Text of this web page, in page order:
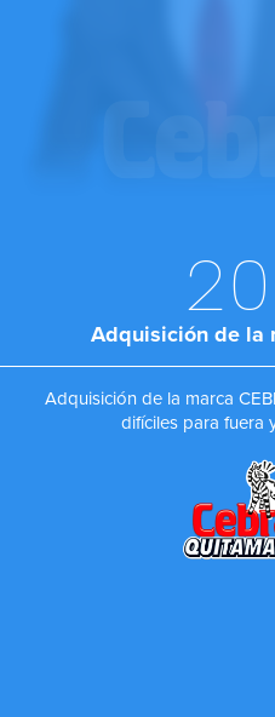
Adquisición de la
Adquisición de la marca
difíciles para fuera